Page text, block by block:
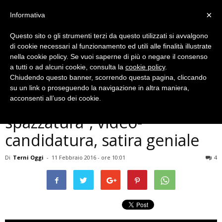
Politica
“Terni capitale italiana della
spazzatura”, video-
candidatura, satira geniale
Di Terni Oggi - 11 Febbraio 2016 - ore 10:01 4
×
Informativa
Questo sito o gli strumenti terzi da questo utilizzati si avvalgono
di cookie necessari al funzionamento ed utili alle finalità illustrate
nella cookie policy. Se vuoi saperne di più o negare il consenso
a tutti o ad alcuni cookie, consulta la cookie policy.
Chiudendo questo banner, scorrendo questa pagina, cliccando
su un link o proseguendo la navigazione in altra maniera,
acconsenti all’uso dei cookie.